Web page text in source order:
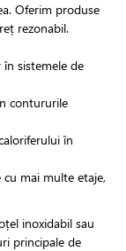
Oferim produse
rezonabil.
în sistemele de
contururile
în
mai multe etaje,
inoxidabil sau
principale de